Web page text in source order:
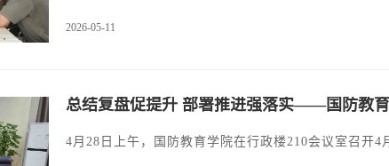
2026-05-11
总结复盘促提升 部署推进强落实——国防教
4月28日上午，国防教育学院在行政楼210会议室召开